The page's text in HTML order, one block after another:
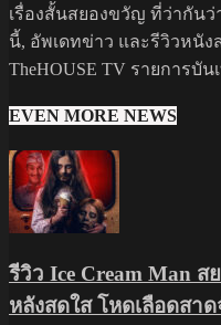
เรื่องสั้นสยองขวัญ ที่ว่ากัน
นี้, อัพเดทข่าว และรีวิวหนั
TheHOUSE TV รายการบั
EVEN MORE NEWS
รีวิว Ice Cream Man
หลังสดใส โหดเลือดสา